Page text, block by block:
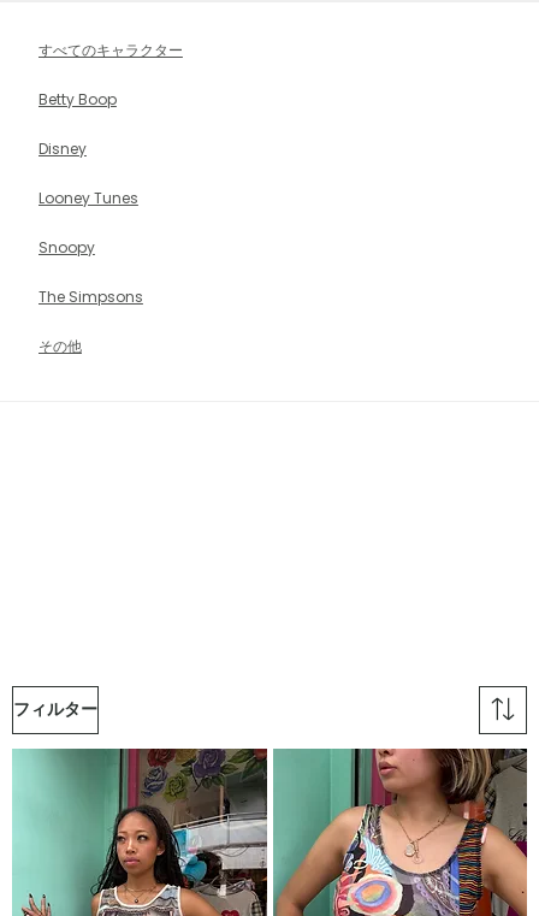
すべてのキャラクター
Betty Boop
Disney
Looney Tunes
Snoopy
The Simpsons
その他
フィルター